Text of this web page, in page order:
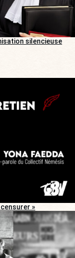
silencieuse
censurer »